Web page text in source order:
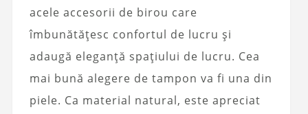
acele accesorii de birou care
îmbunătățesc confortul de lucru și
adaugă eleganță spațiului de lucru. Cea
mai bună alegere de tampon va fi una din
piele. Ca material natural, este apreciat